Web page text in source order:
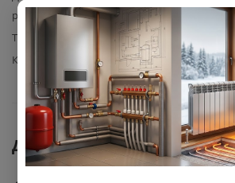
регулировки, бар
Тип резьбы
Класс защиты
IP 44
Документы